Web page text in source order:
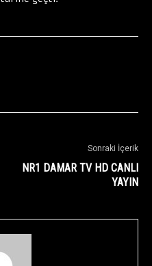
Sonraki İçerik
NR1 DAMAR TV HD CANLI
YAYIN